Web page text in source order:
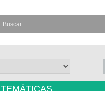
TEMÁTICAS